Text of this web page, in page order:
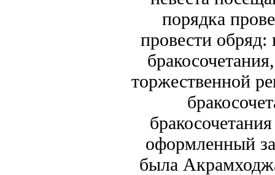
порядка
провести
торжественной
оформленный
была